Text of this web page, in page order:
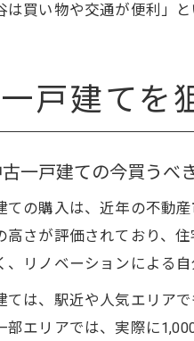
は買い物や交通が便利」
戸建てを
一戸建ての今買うべ
ての購入は、近年の不動
高さが評価されており、
、リノベーションによる
ては、駅近や人気エリア
部エリアでは、実際に